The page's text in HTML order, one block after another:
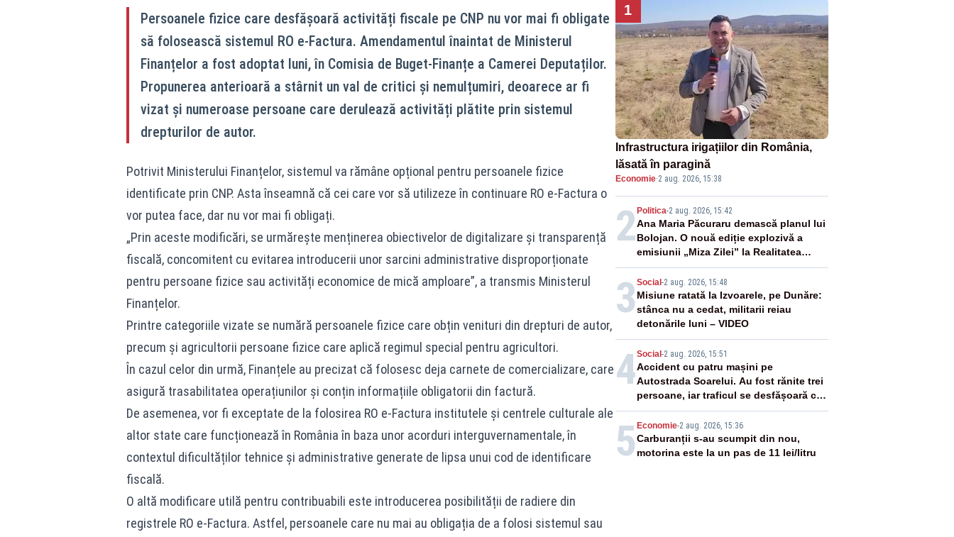
Persoanele fizice care desfășoară activități fiscale pe CNP nu vor mai fi obligate
să folosească sistemul RO e‑Factura. Amendamentul înaintat de Ministerul
Finanțelor a fost adoptat luni, în Comisia de Buget‑Finanțe a Camerei Deputaților.
Propunerea anterioară a stârnit un val de critici și nemulțumiri, deoarece ar fi
vizat și numeroase persoane care derulează activități plătite prin sistemul
drepturilor de autor.
Potrivit Ministerului Finanțelor, sistemul va rămâne opțional pentru persoanele fizice
identificate prin CNP. Asta înseamnă că cei care vor să utilizeze în continuare RO e-Factura o
vor putea face, dar nu vor mai fi obligați.
„Prin aceste modificări, se urmărește menținerea obiectivelor de digitalizare și transparență
fiscală, concomitent cu evitarea introducerii unor sarcini administrative disproporționate
pentru persoane fizice sau activități economice de mică amploare”, a transmis Ministerul
Finanțelor.
Printre categoriile vizate se numără persoanele fizice care obțin venituri din drepturi de autor,
precum și agricultorii persoane fizice care aplică regimul special pentru agricultori.
În cazul celor din urmă, Finanțele au precizat că folosesc deja carnete de comercializare, care
asigură trasabilitatea operațiunilor și conțin informațiile obligatorii din factură.
De asemenea, vor fi exceptate de la folosirea RO e-Factura institutele și centrele culturale ale
altor state care funcționează în România în baza unor acorduri interguvernamentale, în
contextul dificultăților tehnice și administrative generate de lipsa unui cod de identificare
fiscală.
O altă modificare utilă pentru contribuabili este introducerea posibilității de radiere din
registrele RO e-Factura. Astfel, persoanele care nu mai au obligația de a folosi sistemul sau
1
Infrastructura irigațiilor din România,
lăsată în paragină
Economie·2 aug. 2026, 15:38
2 Politica-2 aug. 2026, 15:42
Ana Maria Păcuraru demască planul lui
Bolojan. O nouă ediție explozivă a
emisiunii „Miza Zilei” la Realitatea
PLUS
3 Social -2 aug. 2026, 15:48
Misiune ratată la Izvoarele, pe Dunăre:
stânca nu a cedat, militarii reiau
detonările luni – VIDEO
4Social -2 aug. 2026, 15:51
Accident cu patru mașini pe
Autostrada Soarelui. Au fost rănite trei
persoane, iar traficul se desfășoară cu
dificultate
5 Economie-2 aug. 2026, 15:36
Carburanții s-au scumpit din nou,
motorina este la un pas de 11 lei/litru